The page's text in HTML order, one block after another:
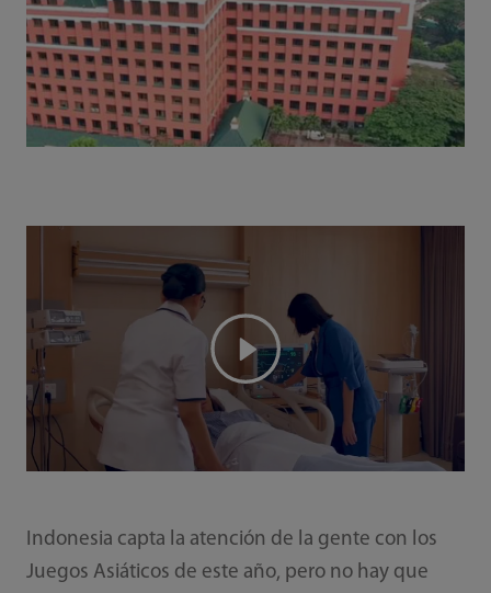
Indonesia capta la atención de la gente con los
Juegos Asiáticos de este año, pero no hay que